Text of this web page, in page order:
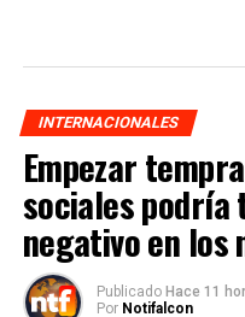
INTERNACIONALES
Empezar
sociales
negativo en los
Publicado Hace 11
Por Notifalcon